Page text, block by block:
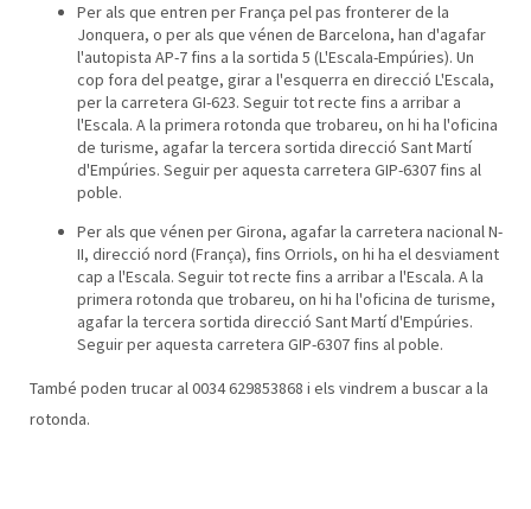
Per als que entren per França pel pas fronterer de la
Jonquera, o per als que vénen de Barcelona, han d'agafar
l'autopista AP-7 fins a la sortida 5 (L'Escala-Empúries). Un
cop fora del peatge, girar a l'esquerra en direcció L'Escala,
per la carretera GI-623. Seguir tot recte fins a arribar a
l'Escala. A la primera rotonda que trobareu, on hi ha l'oficina
de turisme, agafar la tercera sortida direcció Sant Martí
d'Empúries. Seguir per aquesta carretera GIP-6307 fins al
poble.
Per als que vénen per Girona, agafar la carretera nacional N-
II, direcció nord (França), fins Orriols, on hi ha el desviament
cap a l'Escala. Seguir tot recte fins a arribar a l'Escala. A la
primera rotonda que trobareu, on hi ha l'oficina de turisme,
agafar la tercera sortida direcció Sant Martí d'Empúries.
Seguir per aquesta carretera GIP-6307 fins al poble.
També poden trucar al 0034 629853868 i els vindrem a buscar a la
rotonda.